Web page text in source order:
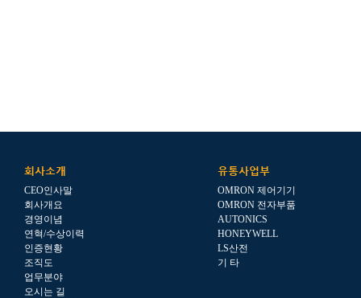
회사소개
CEO인사말
회사개요
경영이념
연혁/수상이력
인증현황
조직도
업무분야
오시는 길
유통사업부
OMRON 제어기기
OMRON 전자부품
AUTONICS
HONEYWELL
LS산전
기 타